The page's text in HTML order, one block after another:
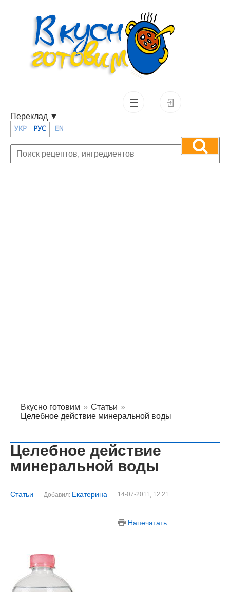
Переклад ▼
Вкусно готовим » Статьи »
Целебное действие минеральной воды
Целебное действие
минеральной воды
Статьи Добавил: Екатерина 14-07-2011, 12:21
Напечатать